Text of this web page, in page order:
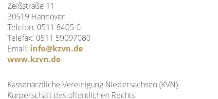
Zeißstraße 11
30519 Hannover
Telefon: 0511 8405-0
Telefax: 0511 59097080
Email: info@kzvn.de
www.kzvn.de
Kassenärztliche Vereinigung Niedersachsen (KVN)
Körperschaft des öffentlichen Rechts